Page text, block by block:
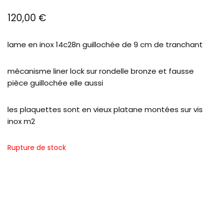
120,00 €
lame en inox 14c28n guillochée de 9 cm de tranchant
mécanisme liner lock sur rondelle bronze et fausse
pièce guillochée elle aussi
les plaquettes sont en vieux platane montées sur vis
inox m2
Rupture de stock